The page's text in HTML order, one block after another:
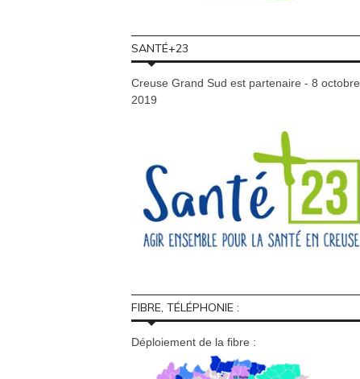
SANTÉ+23
Creuse Grand Sud est partenaire - 8 octobre
2019
FIBRE, TÉLÉPHONIE :
Déploiement de la fibre :